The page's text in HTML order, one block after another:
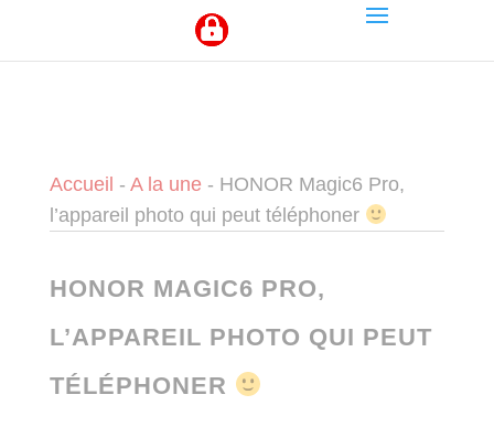
Accueil - A la une - HONOR Magic6 Pro,
l’appareil photo qui peut téléphoner
HONOR MAGIC6 PRO,
L’APPAREIL PHOTO QUI PEUT
TÉLÉPHONER
Panneau de gestion des cookies